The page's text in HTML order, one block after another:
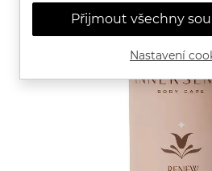
Přijmout všechny
Nastavení